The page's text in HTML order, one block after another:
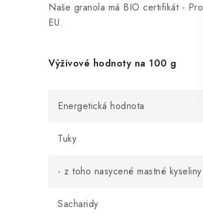
Naše granola má BIO certifikát -
EU.
Výživové hodnoty na 100 g
Energetická hodnota
Tuky
- z toho nasycené mastné kyseliny
Sacharidy